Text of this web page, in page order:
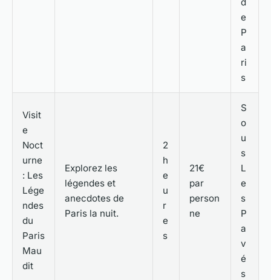
e
P
a
ri
s
Visit
e
Noct
urne
: Les
Lége
ndes
du
Paris
Mau
dit
Explorez les
légendes et
anecdotes de
Paris la nuit.
2
h
e
u
r
e
s
21€
par
person
ne
S
o
u
s
L
e
s
P
a
v
é
s